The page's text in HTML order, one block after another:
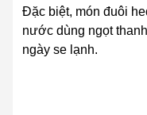
Đặc biệt, món đuôi
nước dùng ngọt
ngày se lạnh.